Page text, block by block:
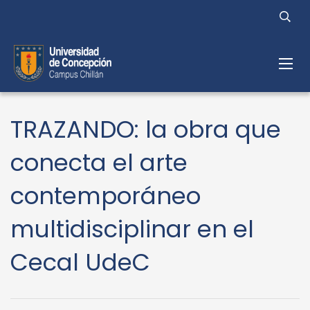
TRAZANDO: la obra que
conecta el arte
contemporáneo
multidisciplinar en el
Cecal UdeC